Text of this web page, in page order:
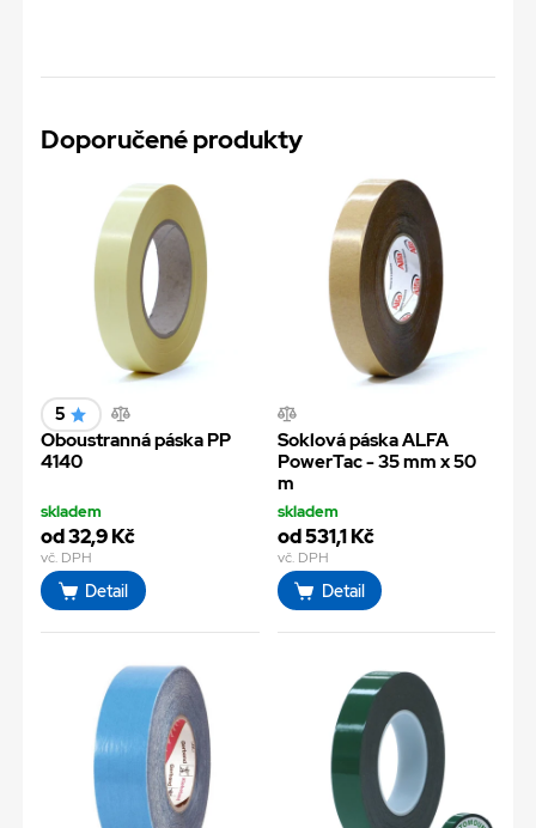
Doporučené produkty
5
Oboustranná páska PP
4140
skladem
od 32,9 Kč
vč. DPH
Detail
Soklová páska ALFA
PowerTac - 35 mm x 50
m
skladem
od 531,1 Kč
vč. DPH
Detail